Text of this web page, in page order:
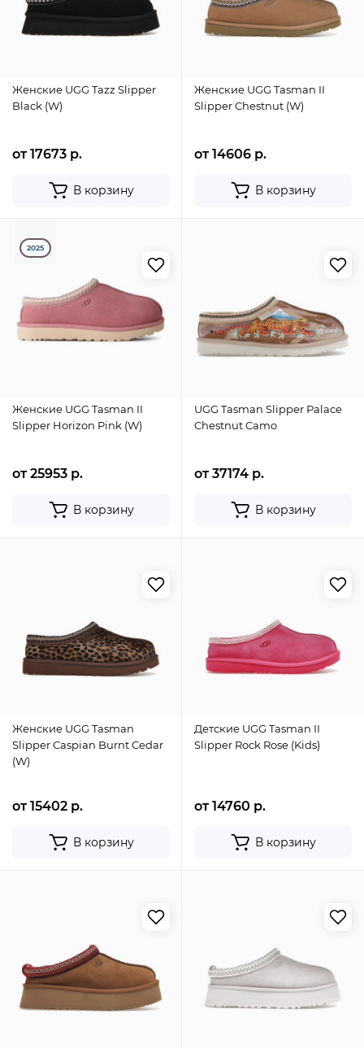
Женские UGG Tazz Slipper
Black (W)
от 17673 р.
В корзину
Женские UGG Tasman II
Slipper Chestnut (W)
от 14606 р.
В корзину
2025
Женские UGG Tasman II
Slipper Horizon Pink (W)
от 25953 р.
В корзину
UGG Tasman Slipper Palace
Chestnut Camo
от 37174 р.
В корзину
Женские UGG Tasman
Slipper Caspian Burnt Cedar
(W)
от 15402 р.
В корзину
Детские UGG Tasman II
Slipper Rock Rose (Kids)
от 14760 р.
В корзину